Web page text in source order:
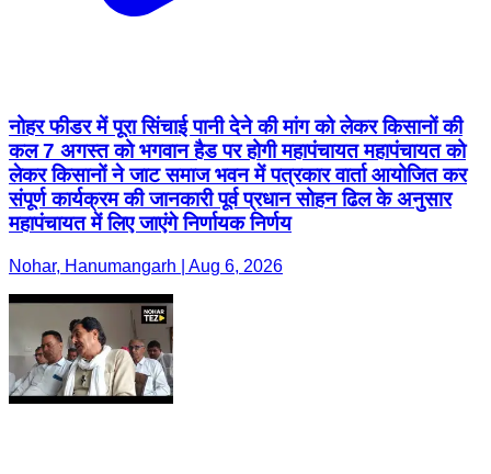
नोहर फीडर में पूरा सिंचाई पानी देने की मांग को लेकर किसानों की
कल 7 अगस्त को भगवान हैड पर होगी महापंचायत महापंचायत को
लेकर किसानों ने जाट समाज भवन में पत्रकार वार्ता आयोजित कर
संपूर्ण कार्यक्रम की जानकारी पूर्व प्रधान सोहन ढिल के अनुसार
महापंचायत में लिए जाएंगे निर्णायक निर्णय
Nohar, Hanumangarh | Aug 6, 2026